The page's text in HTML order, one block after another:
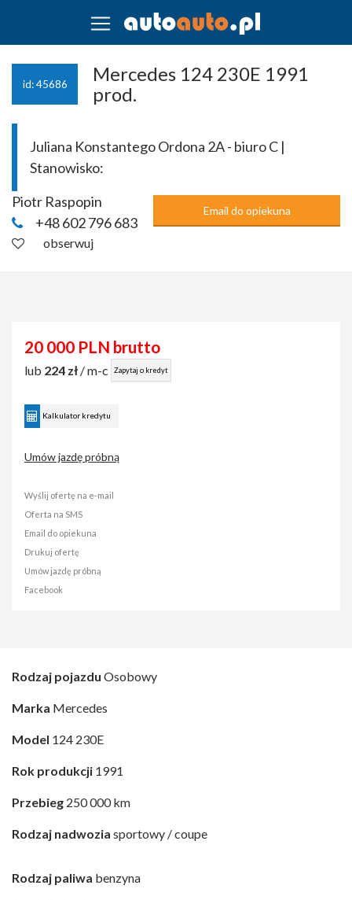
id: 45686
Mercedes 124 230E 1991
prod.
Juliana Konstantego Ordona 2A - biuro C |
Stanowisko:
Piotr Raspopin
+48 602 796 683
Email do opiekuna
obserwuj
20 000 PLN brutto
lub 224 zł / m-c Zapytaj o kredyt
Kalkulator kredytu
Umów jazdę próbną
Wyślij ofertę na e-mail
Oferta na SMS
Email do opiekuna
Drukuj ofertę
Umów jazdę próbną
Facebook
Rodzaj pojazdu Osobowy
Marka Mercedes
Model 124 230E
Rok produkcji 1991
Przebieg 250 000 km
Rodzaj nadwozia sportowy / coupe
Rodzaj paliwa benzyna